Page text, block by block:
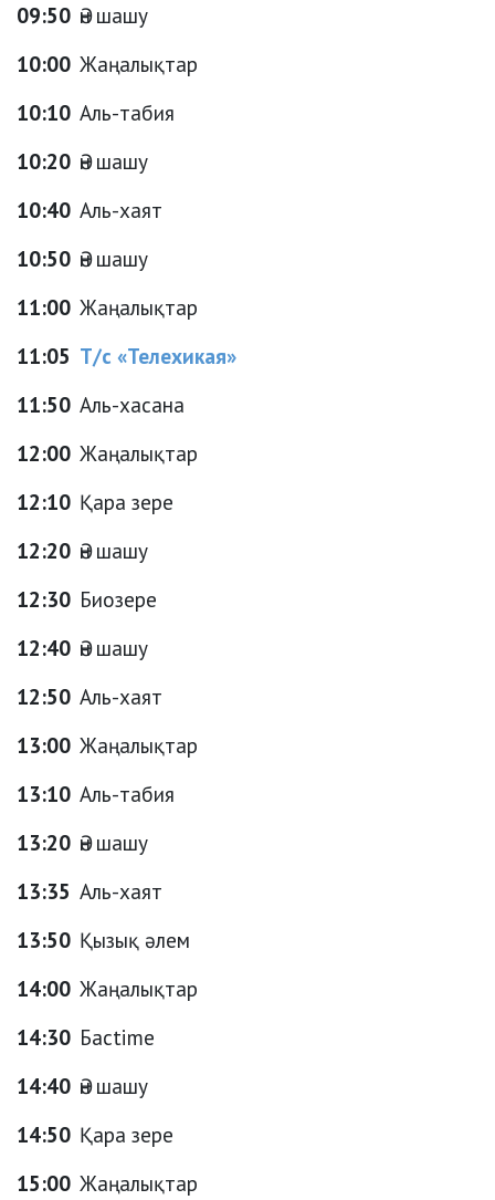
09:50 Ән шашу
10:00 Жаңалықтар
10:10 Аль-табия
10:20 Ән шашу
10:40 Аль-хаят
10:50 Ән шашу
11:00 Жаңалықтар
11:05 Т/с «Телехикая»
11:50 Аль-хасана
12:00 Жаңалықтар
12:10 Қара зере
12:20 Ән шашу
12:30 Биозере
12:40 Ән шашу
12:50 Аль-хаят
13:00 Жаңалықтар
13:10 Аль-табия
13:20 Ән шашу
13:35 Аль-хаят
13:50 Қызық әлем
14:00 Жаңалықтар
14:30 Басtime
14:40 Ән шашу
14:50 Қара зере
15:00 Жаңалықтар